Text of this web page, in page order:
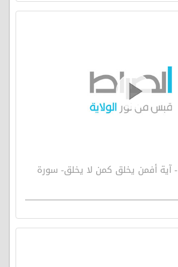
اقرأ وتدبر 778 - آية أفمن يخلق كمن لا يخلق- سورة